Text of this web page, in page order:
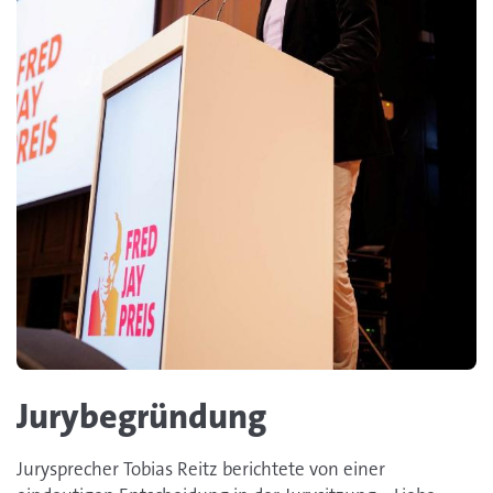
Jurybegründung
Jurysprecher Tobias Reitz berichtete von einer